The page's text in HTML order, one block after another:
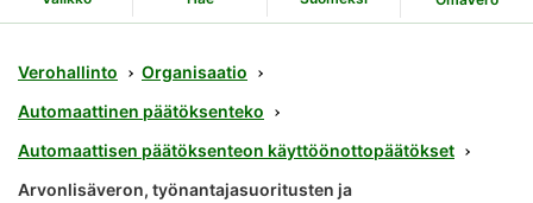
Verohallinto
Organisaatio
Automaattinen päätöksenteko
Automaattisen päätöksenteon käyttöönottopäätökset
Arvonlisäveron, työnantajasuoritusten ja